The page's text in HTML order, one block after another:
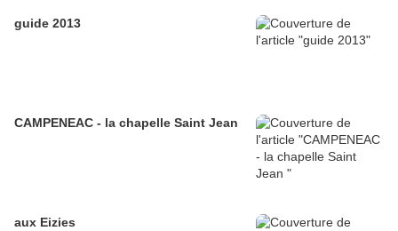
guide 2013
CAMPENEAC - la chapelle Saint Jean
aux Eizies